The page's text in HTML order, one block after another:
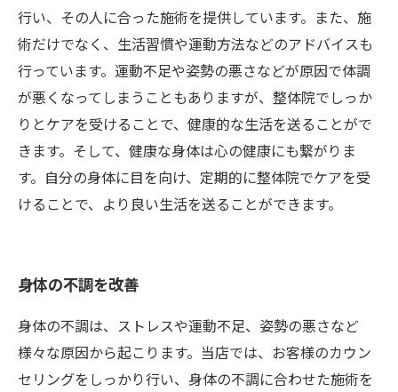
行い、その人に合った施術を提供しています。また、施
術だけでなく、生活習慣や運動方法などのアドバイスも
行っています。運動不足や姿勢の悪さなどが原因で体調
が悪くなってしまうこともありますが、整体院でしっか
りとケアを受けることで、健康的な生活を送ることがで
きます。そして、健康な身体は心の健康にも繋がりま
す。自分の身体に目を向け、定期的に整体院でケアを受
けることで、より良い生活を送ることができます。
身体の不調を改善
身体の不調は、ストレスや運動不足、姿勢の悪さなど
様々な原因から起こります。当店では、お客様のカウン
セリングをしっかり行い、身体の不調に合わせた施術を